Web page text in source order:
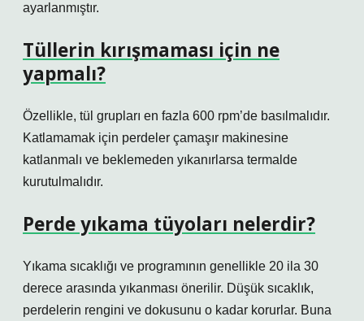
ayarlanmıştır.
Tüllerin kırışmaması için ne
yapmalı?
Özellikle, tül grupları en fazla 600 rpm’de basılmalıdır.
Katlamamak için perdeler çamaşır makinesine
katlanmalı ve beklemeden yıkanırlarsa termalde
kurutulmalıdır.
Perde yıkama tüyoları nelerdir?
Yıkama sıcaklığı ve programının genellikle 20 ila 30
derece arasında yıkanması önerilir. Düşük sıcaklık,
perdelerin rengini ve dokusunu o kadar korurlar. Buna